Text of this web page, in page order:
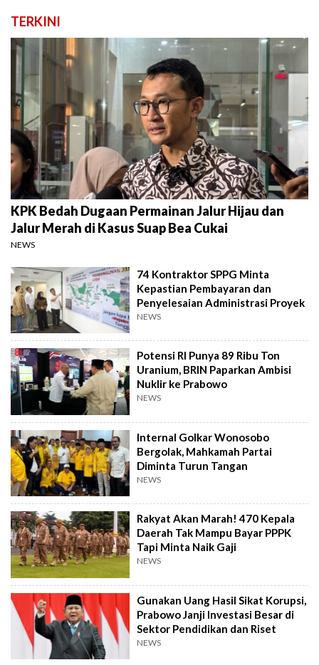
TERKINI
KPK Bedah Dugaan Permainan Jalur Hijau dan
Jalur Merah di Kasus Suap Bea Cukai
NEWS
74 Kontraktor SPPG Minta
Kepastian Pembayaran dan
Penyelesaian Administrasi Proyek
NEWS
Potensi RI Punya 89 Ribu Ton
Uranium, BRIN Paparkan Ambisi
Nuklir ke Prabowo
NEWS
Internal Golkar Wonosobo
Bergolak, Mahkamah Partai
Diminta Turun Tangan
NEWS
Rakyat Akan Marah! 470 Kepala
Daerah Tak Mampu Bayar PPPK
Tapi Minta Naik Gaji
NEWS
Gunakan Uang Hasil Sikat Korupsi,
Prabowo Janji Investasi Besar di
Sektor Pendidikan dan Riset
NEWS